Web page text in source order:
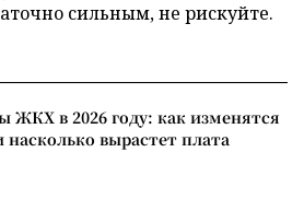
сильным, не рискуйте.
ЖКХ в 2026 году: как изменятся
вырастет плата